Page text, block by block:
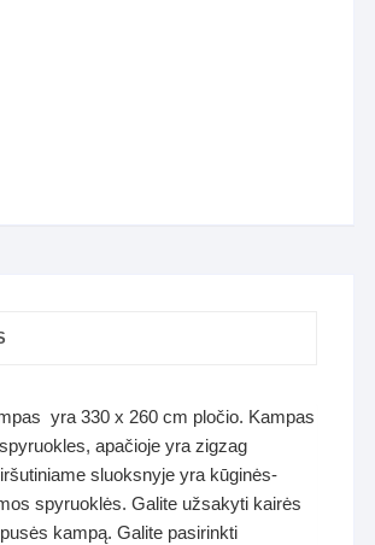
yra 330 x 260 cm pločio. Kampas
apačioje yra zigzag
sluoksnyje yra kūginės-
spyruoklės. Galite užsakyti kairės
kampą. Galite pasirinkti